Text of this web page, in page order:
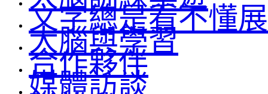
文字總是看不懂
大腦與學習
合作夥伴
媒體訪談